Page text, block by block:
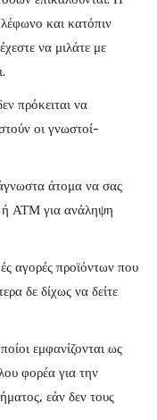
και κατόπιν
να μιλάτε με
πρόκειται να
οι γνωστοί-
άτομα να σας
ή ΑΤΜ για ανάληψη
αγορές προϊόντων που
δε δίχως να δείτε
εμφανίζονται ως
φορέα για την
εάν δεν τους